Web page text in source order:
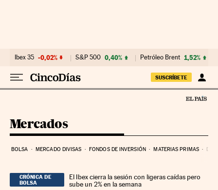
Ibex 35 -0,02% S&P 500 0,40% Petróleo Brent 1,52%
SUSCRÍBETE
Mercados
BOLSA MERCADO DIVISAS FONDOS DE INVERSIÓN MATERIAS PRIMAS
CRÓNICA DE
BOLSA
El Ibex cierra la sesión con ligeras caídas pero
sube un 2% en la semana